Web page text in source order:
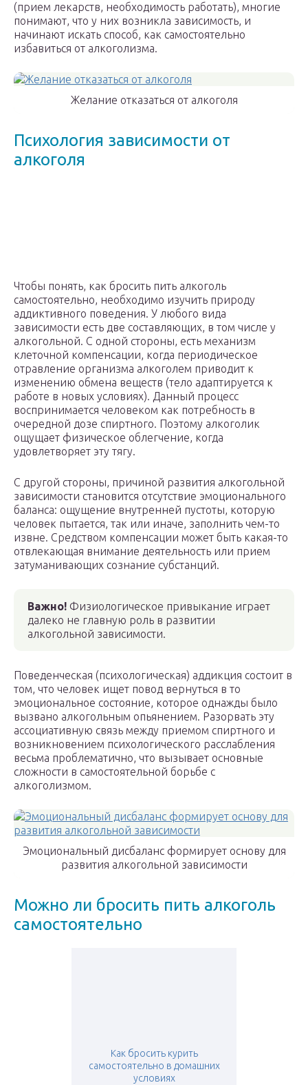
(прием лекарств, необходимость работать), многие
понимают, что у них возникла зависимость, и
начинают искать способ, как самостоятельно
избавиться от алкоголизма.
Желание отказаться от алкоголя
Психология зависимости от
алкоголя
Чтобы понять, как бросить пить алкоголь
самостоятельно, необходимо изучить природу
аддиктивного поведения. У любого вида
зависимости есть две составляющих, в том числе у
алкогольной. С одной стороны, есть механизм
клеточной компенсации, когда периодическое
отравление организма алкоголем приводит к
изменению обмена веществ (тело адаптируется к
работе в новых условиях). Данный процесс
воспринимается человеком как потребность в
очередной дозе спиртного. Поэтому алкоголик
ощущает физическое облегчение, когда
удовлетворяет эту тягу.
С другой стороны, причиной развития алкогольной
зависимости становится отсутствие эмоционального
баланса: ощущение внутренней пустоты, которую
человек пытается, так или иначе, заполнить чем-то
извне. Средством компенсации может быть какая-то
отвлекающая внимание деятельность или прием
затуманивающих сознание субстанций.
Важно! Физиологическое привыкание играет
далеко не главную роль в развитии
алкогольной зависимости.
Поведенческая (психологическая) аддикция состоит в
том, что человек ищет повод вернуться в то
эмоциональное состояние, которое однажды было
вызвано алкогольным опьянением. Разорвать эту
ассоциативную связь между приемом спиртного и
возникновением психологического расслабления
весьма проблематично, что вызывает основные
сложности в самостоятельной борьбе с
алкоголизмом.
Эмоциональный дисбаланс формирует основу для
развития алкогольной зависимости
Можно ли бросить пить алкоголь
самостоятельно
Как бросить курить
самостоятельно в домашних
условиях